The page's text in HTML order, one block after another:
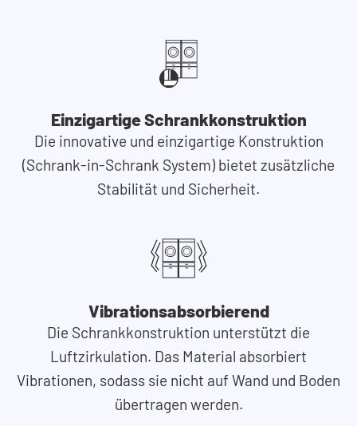
Einzigartige Schrankkonstruktion
Die innovative und einzigartige Konstruktion
(Schrank-in-Schrank System) bietet zusätzliche
Stabilität und Sicherheit.
Vibrationsabsorbierend
Die Schrankkonstruktion unterstützt die
Luftzirkulation. Das Material absorbiert
Vibrationen, sodass sie nicht auf Wand und Boden
übertragen werden.